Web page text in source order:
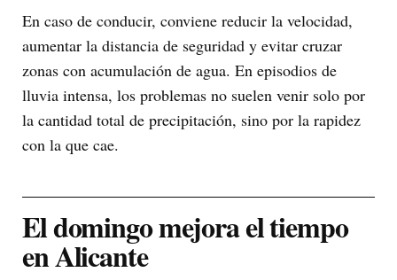
En caso de conducir, conviene reducir la velocidad,
aumentar la distancia de seguridad y evitar cruzar
zonas con acumulación de agua. En episodios de
lluvia intensa, los problemas no suelen venir solo por
la cantidad total de precipitación, sino por la rapidez
con la que cae.
El domingo mejora el tiempo
en Alicante